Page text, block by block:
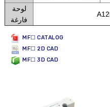
لوحة
فارغة
MF☐ CATALOG
MF☐ 2D CAD
MF☐ 3D CAD